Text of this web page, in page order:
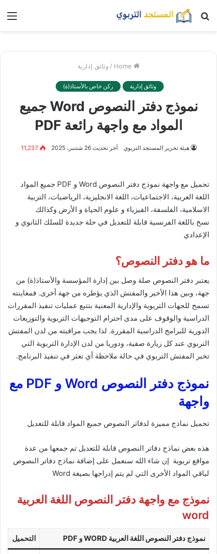
بحث
/ وثائق إدارية
وثائق إدارية ركن خاص بالأستاذ(ة)
نموذج دفتر النصوص Word جميع
المواد مع واجهة رائعة PDF
هيئة تحرير المستجد التربوي آخر تحديث 26 شتنبر، 2025 11,237
تحميل مع واجهة نموذج دفتر النصوص Word و PDF جميع المواد
اللغة العربية، الاجتماعيات، اللغة الانجليزية، الرياضيات، التربية
الاسلامية، الفلسفة، الفيزياء و علوم الحياة و الأرض وكذالك
نسخ باللغة الفرنسية قابلة للتعديل في حلة جديدة للسلك الثانوي و
الإعدادي
ما هو دفتر النصوص؟
يعتبر دفتر النصوص صلة وصل بين إدارة المؤسسة والأستاذ(ة) من
جهة، وبين هذا الأخير والمفتش الذي يؤطره من جهة أخرى. فمعاينته
تسمح للجهات التربوية والإدارية المعنية بتتبع عمليات تنفيذ المقررات
الدراسية والوقوف على مدى احترام التوجيهات التربوية والتوزيعات
الدورية للبرامج الدراسية المقررة. لذا يجب مراقبته من لدن المفتش
التربوي عند كل زيارة صفية، ودوريا من لدن الإدارة التربوية التي
تخبر المفتش التربوي في حالة ملاحظة أي تعثر في تنفيذ البرنامج.
نموذج دفتر النصوص Word و PDF مع
واجهة
تحميل نماذج مميزة لدفاتر النصوص جميع المواد قابلة للتعديل
هذه بعض نماذج دفاتر النصوص قابلة للتعديل تم جمعها من عدة
مواقع تربوية إن شاء الله سنعمل على إضافة نماذج دفاتر النصوص
لباقي المواد الأخرى التي لم يتم إدراجها بصيغة Word
نموذج مع واجهة دفتر النصوص اللغة العربية
word
نموذج دفتر النصوص اللغة العربية WORD و PDF التحميل